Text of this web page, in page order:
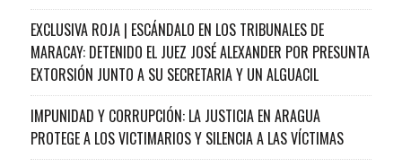
EXCLUSIVA ROJA | ESCÁNDALO EN LOS TRIBUNALES DE
MARACAY: DETENIDO EL JUEZ JOSÉ ALEXANDER POR PRESUNTA
EXTORSIÓN JUNTO A SU SECRETARIA Y UN ALGUACIL
IMPUNIDAD Y CORRUPCIÓN: LA JUSTICIA EN ARAGUA
PROTEGE A LOS VICTIMARIOS Y SILENCIA A LAS VÍCTIMAS